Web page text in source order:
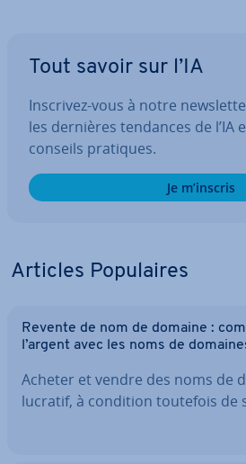
Tout savoir sur l’IA
Inscrivez-vous à notre
les dernières tendances de l’IA
conseils pratiques.
Je m’inscris
Articles Po­pu­laires
Revente de nom de domaine :
l’argent avec les noms de
Acheter et vendre des noms de
lucratif, à condition toutefois de